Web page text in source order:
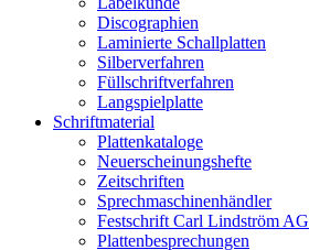
Discographien
Laminierte Schallplatten
Silberverfahren
Füllschriftverfahren
Langspielplatte
Schriftmaterial
Plattenkataloge
Neuerscheinungshefte
Zeitschriften
Sprechmaschinenhändler
Festschrift Carl Lindström AG
Plattenbesprechungen